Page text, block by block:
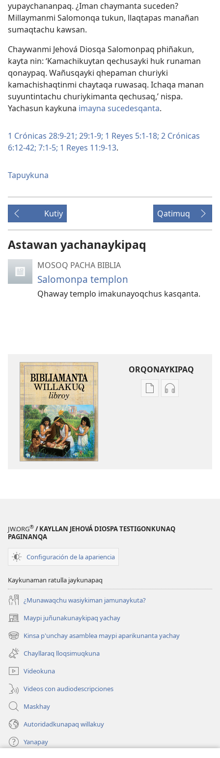
yupaychananpaq. ¿Iman chaymanta suceden?
Millaymanmi Salomonqa tukun, llaqtapas manañan
sumaqtachu kawsan.
Chaywanmi Jehová Diosqa Salomonpaq phiñakun,
kayta nin: ‘Kamachikuytan qechusayki huk runaman
qonaypaq. Wañusqayki qhepaman churiyki
kamachishaqtinmi chaytaqa ruwasaq. Ichaqa manan
suyuntintachu churiykimanta qechusaq,’ nispa.
Yachasun kaykuna imayna sucedesqanta.
1 Crónicas 28:9-21; 29:1-9; 1 Reyes 5:1-18; 2 Crónicas
6:12-42; 7:1-5; 1 Reyes 11:9-13.
Tapuykuna
Kutiy Qatimuq
Astawan yachanaykipaq
MOSOQ PACHA BIBLIA
Salomonpa templon
Qhaway templo imakunayoqchus kasqanta.
ORQONAYKIPAQ
KaypiKaypin
JW.ORG® / KAYLLAN JEHOVÁ DIOSPA TESTIGONKUNAQ
PAGINANQA
Configuración de la apariencia
Kaykunaman ratulla jaykunapaq
¿Munawaqchu wasiykiman jamunaykuta?
Maypi juñunakunaykipaq yachay
(abre
una
nueva
ventana)
Kinsa p'unchay asamblea maypi aparikunanta yachay
(abre
una
nueva
ventana)
Chayllaraq lloqsimuqkuna
Videokuna
Videos con audiodescripciones
Maskhay
Autoridadkunapaq willakuy
Yanapay